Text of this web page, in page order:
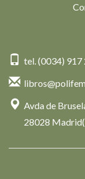
tel. (0034) 917
Avda de
28028